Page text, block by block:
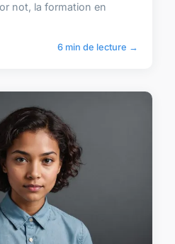
not, la formation en
6 min de lecture →